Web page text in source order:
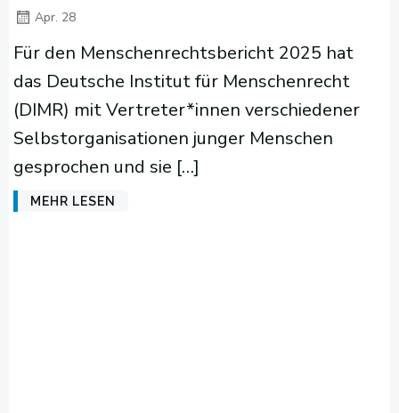
Apr. 28
Für den Menschenrechtsbericht 2025 hat
das Deutsche Institut für Menschenrecht
(DIMR) mit Vertreter*innen verschiedener
Selbstorganisationen junger Menschen
gesprochen und sie […]
MEHR LESEN